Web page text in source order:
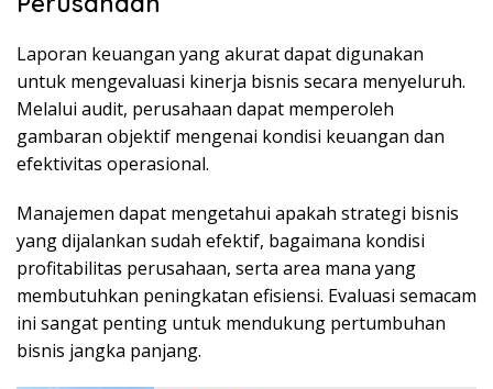
Laporan keuangan yang akurat dapat digunakan
untuk mengevaluasi kinerja bisnis secara menyeluruh.
Melalui audit, perusahaan dapat memperoleh
gambaran objektif mengenai kondisi keuangan dan
efektivitas operasional.
Manajemen dapat mengetahui apakah strategi bisnis
yang dijalankan sudah efektif, bagaimana kondisi
profitabilitas perusahaan, serta area mana yang
membutuhkan peningkatan efisiensi. Evaluasi semacam
ini sangat penting untuk mendukung pertumbuhan
bisnis jangka panjang.